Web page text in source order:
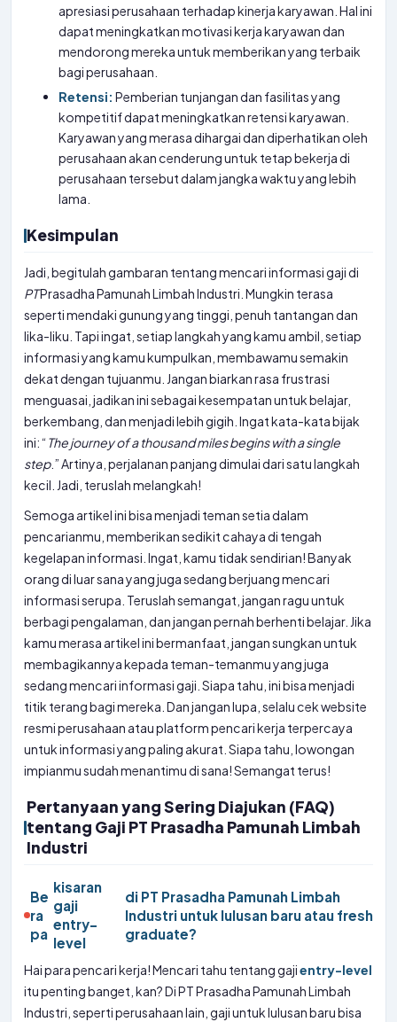
apresiasi perusahaan terhadap kinerja karyawan. Hal ini
dapat meningkatkan motivasi kerja karyawan dan
mendorong mereka untuk memberikan yang terbaik
bagi perusahaan.
Retensi: Pemberian tunjangan dan fasilitas yang
kompetitif dapat meningkatkan retensi karyawan.
Karyawan yang merasa dihargai dan diperhatikan oleh
perusahaan akan cenderung untuk tetap bekerja di
perusahaan tersebut dalam jangka waktu yang lebih
lama.
Kesimpulan
Jadi, begitulah gambaran tentang mencari informasi gaji di
PTPrasadha Pamunah Limbah Industri. Mungkin terasa
seperti mendaki gunung yang tinggi, penuh tantangan dan
lika-liku. Tapi ingat, setiap langkah yang kamu ambil, setiap
informasi yang kamu kumpulkan, membawamu semakin
dekat dengan tujuanmu. Jangan biarkan rasa frustrasi
menguasai, jadikan ini sebagai kesempatan untuk belajar,
berkembang, dan menjadi lebih gigih. Ingat kata-kata bijak
ini: “The journey of a thousand miles begins with a single
step.” Artinya, perjalanan panjang dimulai dari satu langkah
kecil. Jadi, teruslah melangkah!
Semoga artikel ini bisa menjadi teman setia dalam
pencarianmu, memberikan sedikit cahaya di tengah
kegelapan informasi. Ingat, kamu tidak sendirian! Banyak
orang di luar sana yang juga sedang berjuang mencari
informasi serupa. Teruslah semangat, jangan ragu untuk
berbagi pengalaman, dan jangan pernah berhenti belajar. Jika
kamu merasa artikel ini bermanfaat, jangan sungkan untuk
membagikannya kepada teman-temanmu yang juga
sedang mencari informasi gaji. Siapa tahu, ini bisa menjadi
titik terang bagi mereka. Dan jangan lupa, selalu cek website
resmi perusahaan atau platform pencari kerja terpercaya
untuk informasi yang paling akurat. Siapa tahu, lowongan
impianmu sudah menantimu di sana! Semangat terus!
Pertanyaan yang Sering Diajukan (FAQ)
tentang Gaji PT Prasadha Pamunah Limbah
Industri
Be
ra
pa
kisaran
gaji
entry-
level
di PT Prasadha Pamunah Limbah
Industri untuk lulusan baru atau fresh
graduate?
Hai para pencari kerja! Mencari tahu tentang gajientry-level
itu penting banget, kan? Di PT Prasadha Pamunah Limbah
Industri, seperti perusahaan lain, gaji untuk lulusan baru bisa